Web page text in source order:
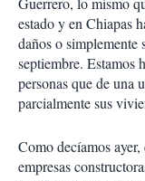
estado y en Chiapas
daños o simplemente
septiembre. Estamos
personas que de una
parcialmente sus
Como decíamos
empresas